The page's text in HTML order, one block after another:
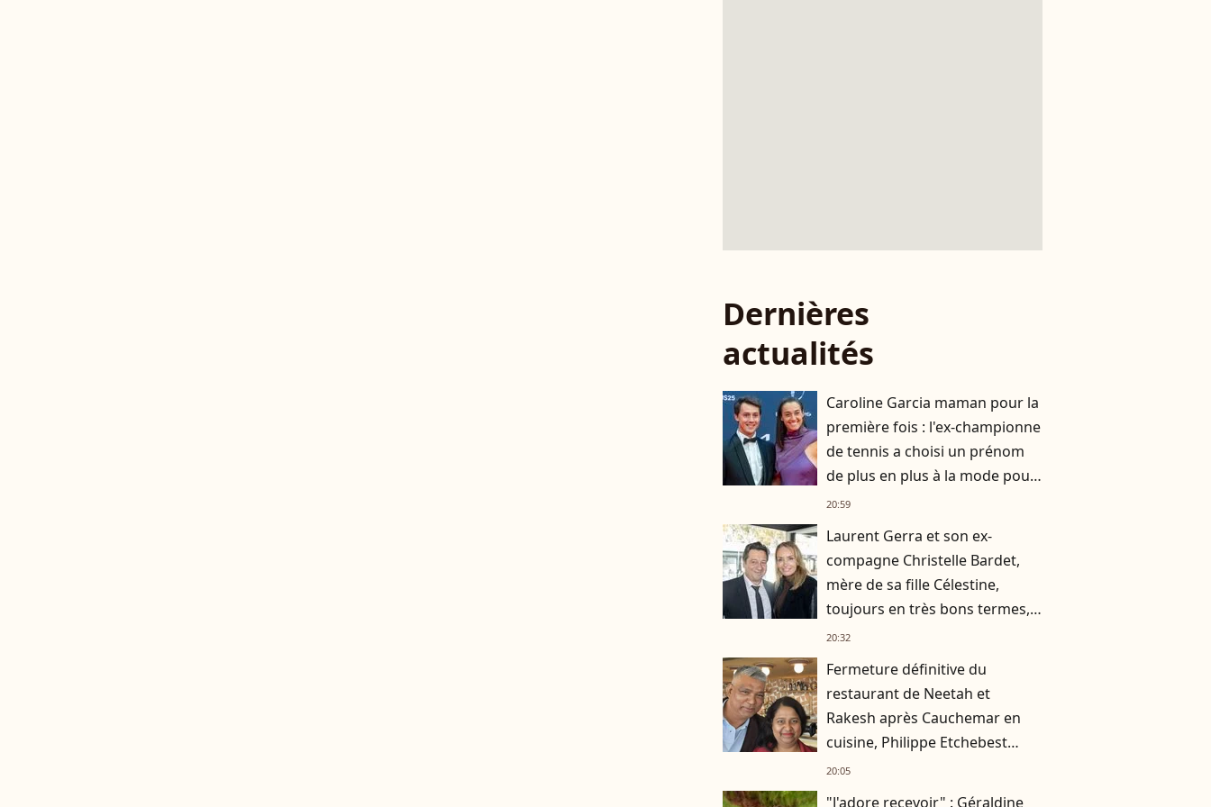
Dernières
actualités
Caroline Garcia maman pour la
première fois : l'ex-championne
de tennis a choisi un prénom
de plus en plus à la mode pour
son fils
20:59
Laurent Gerra et son ex-
compagne Christelle Bardet,
mère de sa fille Célestine,
toujours en très bons termes,
la preuve en images
20:32
Fermeture définitive du
restaurant de Neetah et
Rakesh après Cauchemar en
cuisine, Philippe Etchebest
pensait les avoir sauvés
20:05
"J'adore recevoir" : Géraldine